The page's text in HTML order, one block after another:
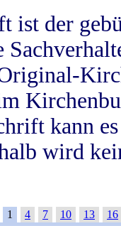
ist der
kann
wird
1 4 7 10 13
16